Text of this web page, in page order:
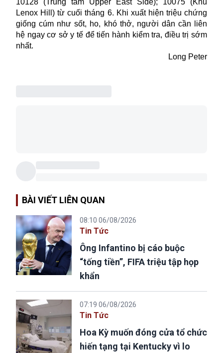
10128 (Trung tâm Upper East Side); 10075 (Khu
Lenox Hill) từ cuối tháng 6. Khi xuất hiện triệu chứng
giống cúm như sốt, ho, khó thở, người dân cần liên
hệ ngay cơ sở y tế để tiến hành kiểm tra, điều trị sớm
nhất.
Long Peter
BÀI VIẾT LIÊN QUAN
08:10 06/08/2026
Tin Tức
Ông Infantino bị cáo buộc
“tống tiền”, FIFA triệu tập họp
khẩn
07:19 06/08/2026
Tin Tức
Hoa Kỳ muốn đóng cửa tổ chức
hiến tạng tại Kentucky vì lo